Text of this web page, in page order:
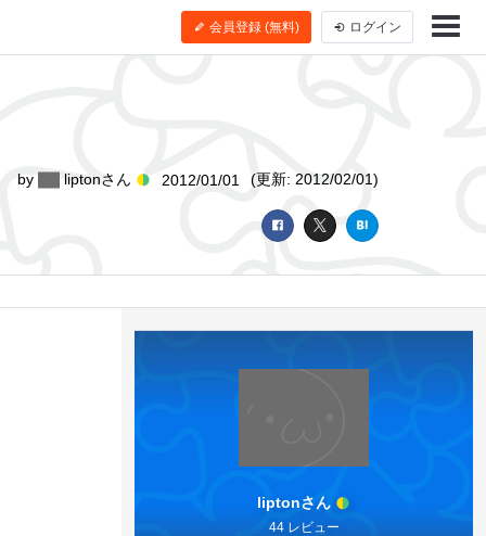
会員登録 (無料) ログイン
by liptonさん 2012/01/01 (更新: 2012/02/01)
liptonさん
44 レビュー